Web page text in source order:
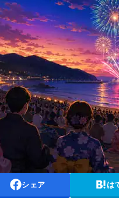
シェア は